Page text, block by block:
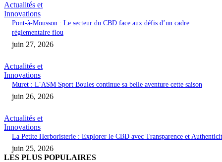
Actualités et
Innovations
Pont-à-Mousson : Le secteur du CBD face aux défis d’un cadre
réglementaire flou
juin 27, 2026
Actualités et
Innovations
Muret : L’ASM Sport Boules continue sa belle aventure cette saison
juin 26, 2026
Actualités et
Innovations
La Petite Herboristerie : Explorer le CBD avec Transparence et
juin 25, 2026
LES PLUS POPULAIRES